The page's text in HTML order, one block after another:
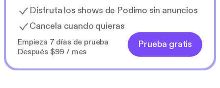
Disfruta los shows de Podimo sin anuncios
Cancela cuando quieras
Empieza 7 días de prueba
Después $99 / mes
Prueba gratis